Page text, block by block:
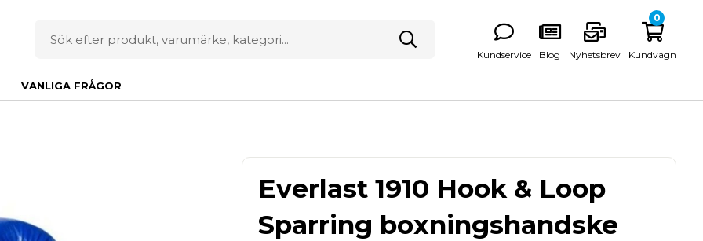
Kundservice Blog Nyhetsbrev Kundvagn
0
VANLIGA FRÅGOR
Everlast 1910 Hook & Loop
Sparring boxningshandske